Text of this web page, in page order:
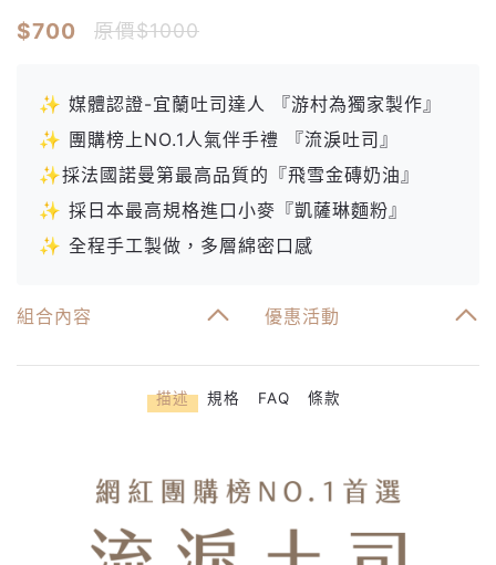
$700 原價$1000
✨ 媒體認證-宜蘭吐司達人 『游村為獨家製作』
✨ 團購榜上NO.1人氣伴手禮 『流淚吐司』
✨採法國諾曼第最高品質的『飛雪金磚奶油』
✨ 採日本最高規格進口小麥『凱薩琳麵粉』
✨ 全程手工製做，多層綿密口感
組合內容 優惠活動
描述 規格 FAQ 條款